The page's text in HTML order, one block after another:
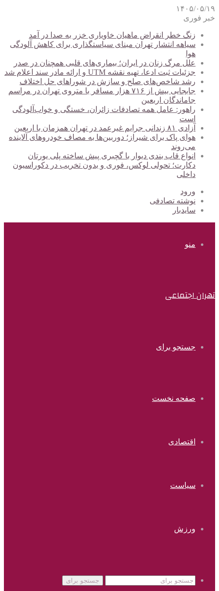
۱۴۰۵/۰۵/۱۹
خبر فوری
زنگ خطر انقراض ماهیان خاویاری خزر به صدا در آمد
سیاهه انتشار تهران مبنای سیاستگذاری برای کاهش آلودگی
هوا
علل مرگ زنان در ایران؛ بیماری‌های قلبی همچنان در صدر
جزئیات ثبت ادعا، تهیه نقشه UTM و ارائه مادر سند اعلام شد
رشد شاخص‌های صلح و سازش در شوراهای حل اختلاف
جابجایی بیش از ۷۱۶ هزار مسافر با متروی تهران در مراسم
جاماندگان اربعین
راهور: عامل همه تصادفات زائران، خستگی و خواب‌آلودگی
است
آزادی ۸۱ زندانی جرایم غیرعمد در تهران همزمان با اربعین
هوای پاک برای شیراز؛ دوربین‌ها به مصاف خودروهای آلاینده
می‌روند
انواع قاب بندی دیوار با گچبری پیش ساخته پلی یورتان
دکارت؛ تحولی لوکس، فوری و بدون تخریب در دکوراسیون
داخلی
ورود
نوشته تصادفی
سایدبار
منو
تهران اجتماعی
جستجو برای
صفحه نخست
اقتصادی
سیاست
ورزش
جستجو برای